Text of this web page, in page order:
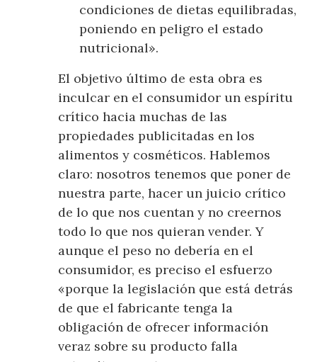
condiciones de dietas equilibradas,
poniendo en peligro el estado
nutricional».
El objetivo último de esta obra es
inculcar en el consumidor un espíritu
crítico hacia muchas de las
propiedades publicitadas en los
alimentos y cosméticos. Hablemos
claro: nosotros tenemos que poner de
nuestra parte, hacer un juicio crítico
de lo que nos cuentan y no creernos
todo lo que nos quieran vender. Y
aunque el peso no debería en el
consumidor, es preciso el esfuerzo
«porque la legislación que está detrás
de que el fabricante tenga la
obligación de ofrecer información
veraz sobre su producto falla